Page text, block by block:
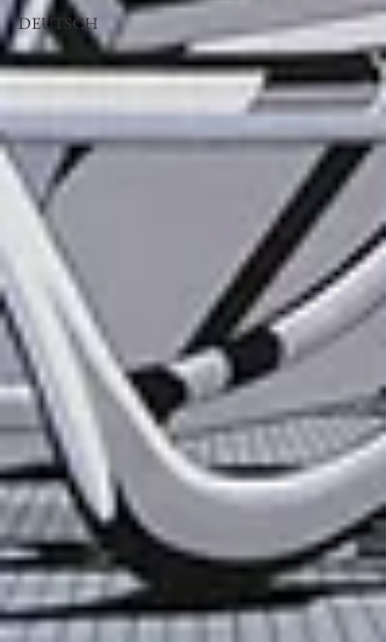
DEUTSCH